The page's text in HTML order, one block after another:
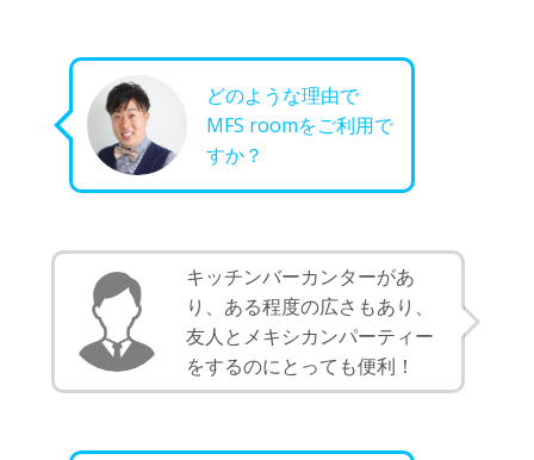
どのような理由で
MFS roomをご利用で
すか？
キッチンバーカンターがあ
り、ある程度の広さもあり、
友人とメキシカンパーティー
をするのにとっても便利！